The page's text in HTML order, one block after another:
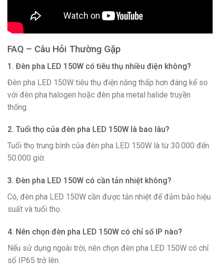
FAQ – Câu Hỏi Thường Gặp
1. Đèn pha LED 150W có tiêu thụ nhiều điện không?
Đèn pha LED 150W tiêu thụ điện năng thấp hơn đáng kể so
với đèn pha halogen hoặc đèn pha metal halide truyền
thống.
2. Tuổi thọ của đèn pha LED 150W là bao lâu?
Tuổi thọ trung bình của đèn pha LED 150W là từ 30.000 đến
50.000 giờ.
3. Đèn pha LED 150W có cần tản nhiệt không?
Có, đèn pha LED 150W cần được tản nhiệt để đảm bảo hiệu
suất và tuổi thọ.
4. Nên chọn đèn pha LED 150W có chỉ số IP nào?
Nếu sử dụng ngoài trời, nên chọn đèn pha LED 150W có chỉ
số IP65 trở lên.